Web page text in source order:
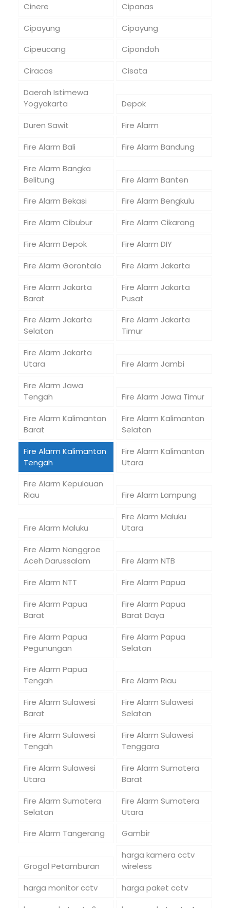
Cinere
Cipanas
Cipayung
Cipayung
Cipeucang
Cipondoh
Ciracas
Cisata
Daerah Istimewa
Yogyakarta
Depok
Duren Sawit
Fire Alarm
Fire Alarm Bali
Fire Alarm Bandung
Fire Alarm Bangka
Belitung
Fire Alarm Banten
Fire Alarm Bekasi
Fire Alarm Bengkulu
Fire Alarm Cibubur
Fire Alarm Cikarang
Fire Alarm Depok
Fire Alarm DIY
Fire Alarm Gorontalo
Fire Alarm Jakarta
Fire Alarm Jakarta
Barat
Fire Alarm Jakarta
Pusat
Fire Alarm Jakarta
Selatan
Fire Alarm Jakarta
Timur
Fire Alarm Jakarta
Utara
Fire Alarm Jambi
Fire Alarm Jawa
Tengah
Fire Alarm Jawa Timur
Fire Alarm Kalimantan
Barat
Fire Alarm Kalimantan
Selatan
Fire Alarm Kalimantan
Tengah
Fire Alarm Kalimantan
Utara
Fire Alarm Kepulauan
Riau
Fire Alarm Lampung
Fire Alarm Maluku
Fire Alarm Maluku
Utara
Fire Alarm Nanggroe
Aceh Darussalam
Fire Alarm NTB
Fire Alarm NTT
Fire Alarm Papua
Fire Alarm Papua
Barat
Fire Alarm Papua
Barat Daya
Fire Alarm Papua
Pegunungan
Fire Alarm Papua
Selatan
Fire Alarm Papua
Tengah
Fire Alarm Riau
Fire Alarm Sulawesi
Barat
Fire Alarm Sulawesi
Selatan
Fire Alarm Sulawesi
Tengah
Fire Alarm Sulawesi
Tenggara
Fire Alarm Sulawesi
Utara
Fire Alarm Sumatera
Barat
Fire Alarm Sumatera
Selatan
Fire Alarm Sumatera
Utara
Fire Alarm Tangerang
Gambir
Grogol Petamburan
harga kamera cctv
wireless
harga monitor cctv
harga paket cctv